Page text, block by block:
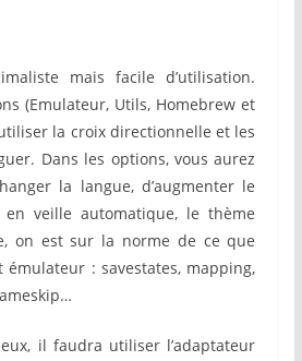
mais facile d’utilisation.
(Emulateur, Utils, Homebrew et
la croix directionnelle et les
Dans les options, vous aurez
la langue, d’augmenter le
veille automatique, le thème
on est sur la norme de ce que
émulateur : savestates, mapping,
il faudra utiliser l’adaptateur